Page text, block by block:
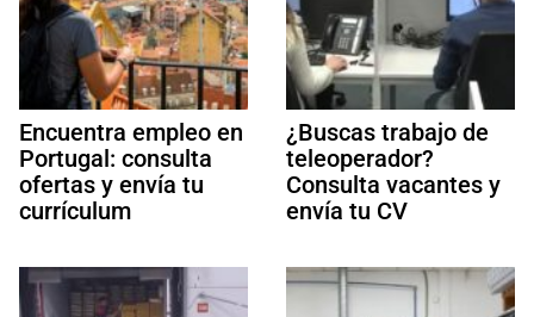
Encuentra empleo en
Portugal: consulta
ofertas y envía tu
currículum
¿Buscas trabajo de
teleoperador?
Consulta vacantes y
envía tu CV